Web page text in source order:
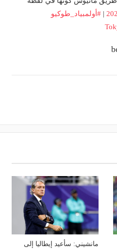
| #أولمبياد_طوكيو
مانشيني: سأعيد إيطاليا إلى